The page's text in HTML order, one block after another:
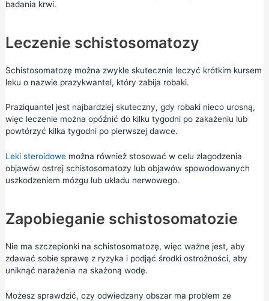
badania krwi.
Leczenie schistosomatozy
Schistosomatozę można zwykle skutecznie leczyć krótkim kursem
leku o nazwie prazykwantel, który zabija robaki.
Praziquantel jest najbardziej skuteczny, gdy robaki nieco urosną,
więc leczenie można opóźnić do kilku tygodni po zakażeniu lub
powtórzyć kilka tygodni po pierwszej dawce.
Leki steroidowemożna również stosować w celu złagodzenia
objawów ostrej schistosomatozy lub objawów spowodowanych
uszkodzeniem mózgu lub układu nerwowego.
Zapobieganie schistosomatozie
Nie ma szczepionki na schistosomatozę, więc ważne jest, aby
zdawać sobie sprawę z ryzyka i podjąć środki ostrożności, aby
uniknąć narażenia na skażoną wodę.
Możesz sprawdzić, czy odwiedzany obszar ma problem ze